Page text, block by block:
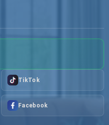
TikTok
Facebook